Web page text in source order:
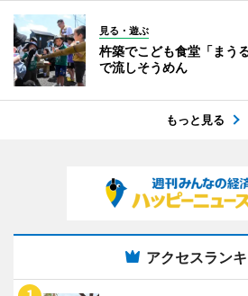
見る・遊ぶ
杵築でこども食堂「ま
で流しそうめん
もっと見る
アクセスラン